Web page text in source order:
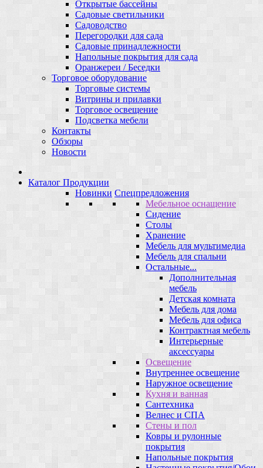
Открытые бассейны
Садовые светильники
Садоводство
Перегородки для сада
Садовые принадлежности
Напольные покрытия для сада
Оранжереи / Беседки
Торговое оборудование
Торговые системы
Витрины и прилавки
Торговое освещение
Подсветка мебели
Контакты
Обзоры
Новости
Каталог Продукции
Новинки Спецпредложения
Мебельное оснащение
Сидение
Столы
Хранение
Мебель для мультимедиа
Мебель для спальни
Остальные...
Дополнительная
мебель
Детская комната
Мебель для дома
Мебель для офиса
Контрактная мебель
Интерьерные
аксессуары
Освещение
Внутреннее освещение
Наружное освещение
Кухня и ванная
Сантехника
Велнес и СПА
Стены и пол
Ковры и рулонные
покрытия
Напольные покрытия